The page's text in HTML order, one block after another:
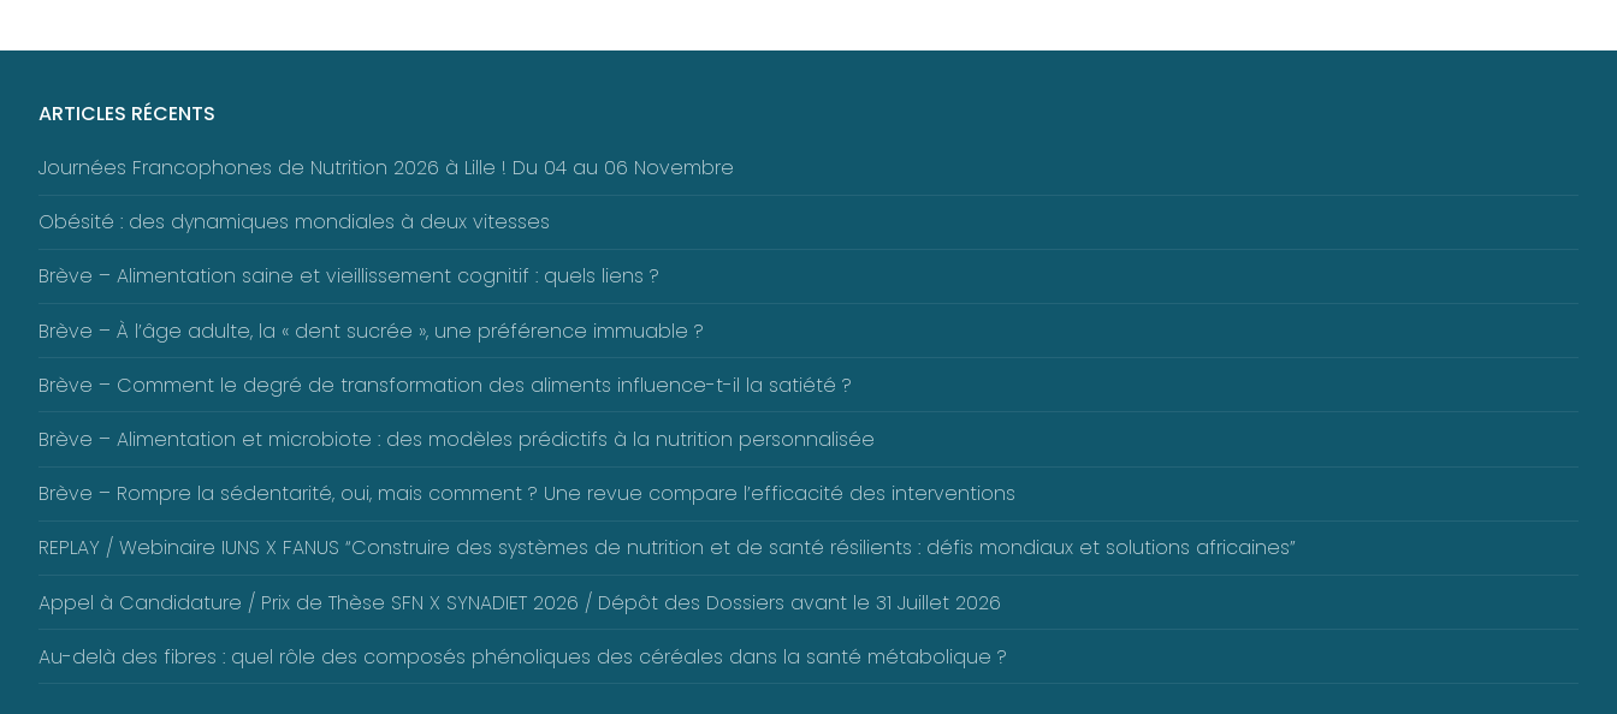
ARTICLES RÉCENTS
Journées Francophones de Nutrition 2026 à Lille ! Du 04 au 06 Novembre
Obésité : des dynamiques mondiales à deux vitesses
Brève – Alimentation saine et vieillissement cognitif : quels liens ?
Brève – À l’âge adulte, la « dent sucrée », une préférence immuable ?
Brève – Comment le degré de transformation des aliments influence-t-il la satiété ?
Brève – Alimentation et microbiote : des modèles prédictifs à la nutrition personnalisée
Brève – Rompre la sédentarité, oui, mais comment ? Une revue compare l’efficacité des interventions
REPLAY / Webinaire IUNS X FANUS “Construire des systèmes de nutrition et de santé résilients : défis mondiaux et solutions africaines”
Appel à Candidature / Prix de Thèse SFN X SYNADIET 2026 / Dépôt des Dossiers avant le 31 Juillet 2026
Au-delà des fibres : quel rôle des composés phénoliques des céréales dans la santé métabolique ?